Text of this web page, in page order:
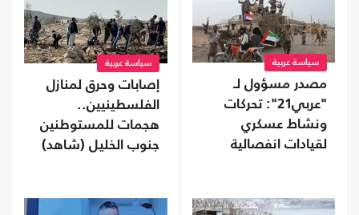
سياسة عربية
مصدر مسؤول لـ
"عربي21": تحركات
ونشاط عسكري
لقيادات انفصالية
سياسة عربية
إصابات وحرق لمنازل
الفلسطينيين..
هجمات للمستوطنين
جنوب الخليل (شاهد)